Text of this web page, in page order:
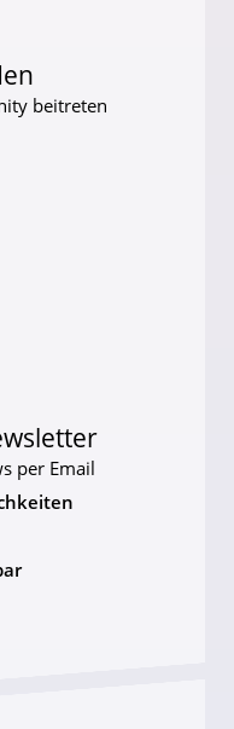
beitreten
per Email